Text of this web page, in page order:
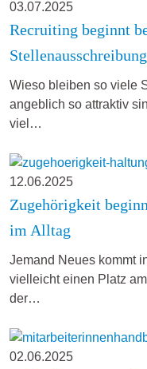
03.07.2025
Recruiting beginnt
Wieso bleiben so viele
angeblich so attraktiv
viel…
12.06.2025
Zugehörigkeit
im Alltag
Jemand Neues kommt
vielleicht einen Platz
der…
02.06.2025